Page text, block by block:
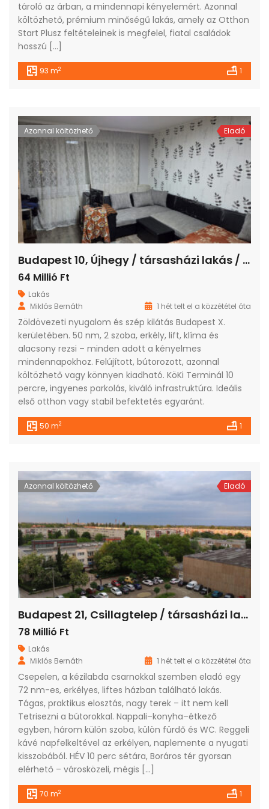
tároló az árban, a mindennapi kényelemért. Azonnal
költözhető, prémium minőségű lakás, amely az Otthon
Start Plusz feltételeinek is megfelel, fiatal családok
hosszú […]
93 m2 1
Azonnal költözhető Eladó
Budapest 10, Újhegy / társasházi lakás / panel (panelprogram) / 2 szoba / 50 m²
64 Millió Ft
Lakás
Miklós Bernáth
1 hét telt el a közzététel óta
Zöldövezeti nyugalom és szép kilátás Budapest X.
kerületében. 50 nm, 2 szoba, erkély, lift, klíma és
alacsony rezsi – minden adott a kényelmes
mindennapokhoz. Felújított, bútorozott, azonnal
költözhető vagy könnyen kiadható. KöKi Terminál 10
percre, ingyenes parkolás, kiváló infrastruktúra. Ideális
első otthon vagy stabil befektetés egyaránt.
50 m2 1
Azonnal költözhető Eladó
Budapest 21, Csillagtelep / társasházi lakás / panel (panelprogram) / 4 szoba / 70 m²
78 Millió Ft
Lakás
Miklós Bernáth
1 hét telt el a közzététel óta
Csepelen, a kézilabda csarnokkal szemben eladó egy
72 nm-es, erkélyes, liftes házban található lakás.
Tágas, praktikus elosztás, nagy terek – itt nem kell
Tetrisezni a bútorokkal. Nappali–konyha–étkező
egyben, három külön szoba, külön fürdő és WC. Reggeli
kávé napfelkeltével az erkélyen, naplemente a nyugati
kisszobából. HÉV 10 perc sétára, Boráros tér gyorsan
elérhető – városközeli, mégis […]
70 m2 1